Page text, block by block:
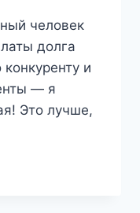
человек
долга
и
— я
Это лучше,